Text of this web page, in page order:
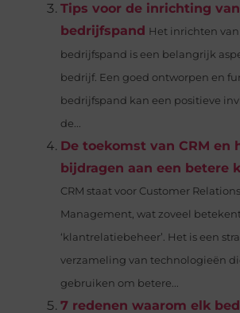
Tips voor de inrichting
bedrijfspand Het inrichten van
bedrijfspand is een belangrijk
bedrijf. Een goed ontworpen en
bedrijfspand kan een positieve
de...
De toekomst van CRM en
bijdragen aan een betere
CRM staat voor Customer
Management, wat zoveel
‘klantrelatiebeheer’. Het is een
verzameling van technologieën
gebruiken om betere...
7 redenen waarom elk